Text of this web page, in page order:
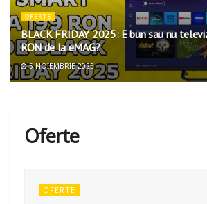
OFERTE
BLACK FRIDAY 2025: E bun sau nu
RON de la eMAG?
5 NOIEMBRIE 2025
Oferte
OFERTE